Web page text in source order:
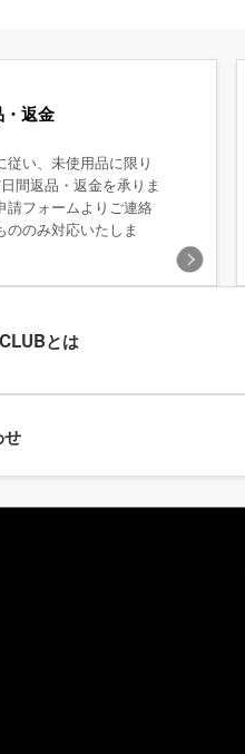
返金
従い、未使用品に限り
間返品・返金を承りま
請フォームよりご連絡
ののみ対応いたしま
とは
せ